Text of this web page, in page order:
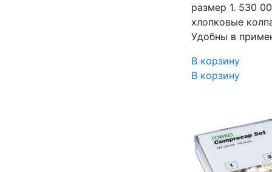
размер 1. 530
хлопковые
Удобны в
В корзину
В корзину